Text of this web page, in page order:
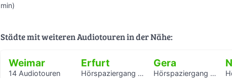
min)
Städte mit weiteren Audiotouren in der Nähe:
Weimar
14 Audiotouren
Erfurt
Hörspaziergang mit Rabbiner Alexander Nachama in Erfurt
Gera
Hörspaziergang Jüdisches Leben und jüdische Geschichte in Gera